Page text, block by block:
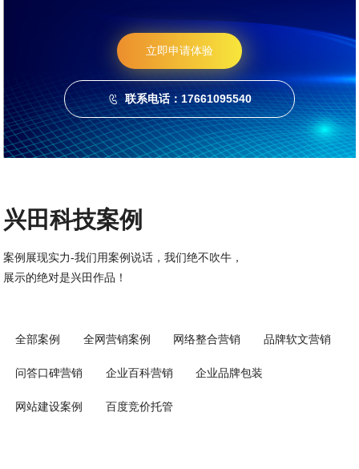
立即申请体验
 联系电话：17661095540
兴田科技案例
案例展现实力-我们用案例说话，我们绝不吹牛，
展示的绝对是兴田作品！
全部案例 全网营销案例 网络整合营销 品牌软文营销
问答口碑营销 企业百科营销 企业品牌包装
网站建设案例 百度竞价托管